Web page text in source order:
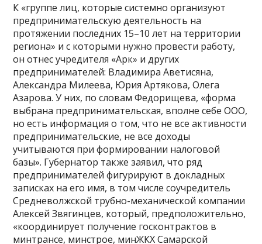
К «группе лиц, которые системно организуют
предпринимательскую деятельность на
протяжении последних 15–10 лет на территории
региона» и с которыми нужно провести работу,
он отнес учредителя «Арк» и других
предпринимателей: Владимира Аветисяна,
Александра Милеева, Юрия Артякова, Олега
Азарова. У них, по словам Федорищева, «форма
выбрана предпринимательская, вполне себе ООО,
но есть информация о том, что не все активности
предпринимательские, не все доходы
учитываются при формировании налоговой
базы». Губернатор также заявил, что ряд
предпринимателей фигурируют в докладных
записках на его имя, в том числе соучредитель
Средневолжской трубно-механической компании
Алексей Звягинцев, который, предположительно,
«координирует получение госконтрактов в
минтрансе, минстрое, минЖКХ Самарской